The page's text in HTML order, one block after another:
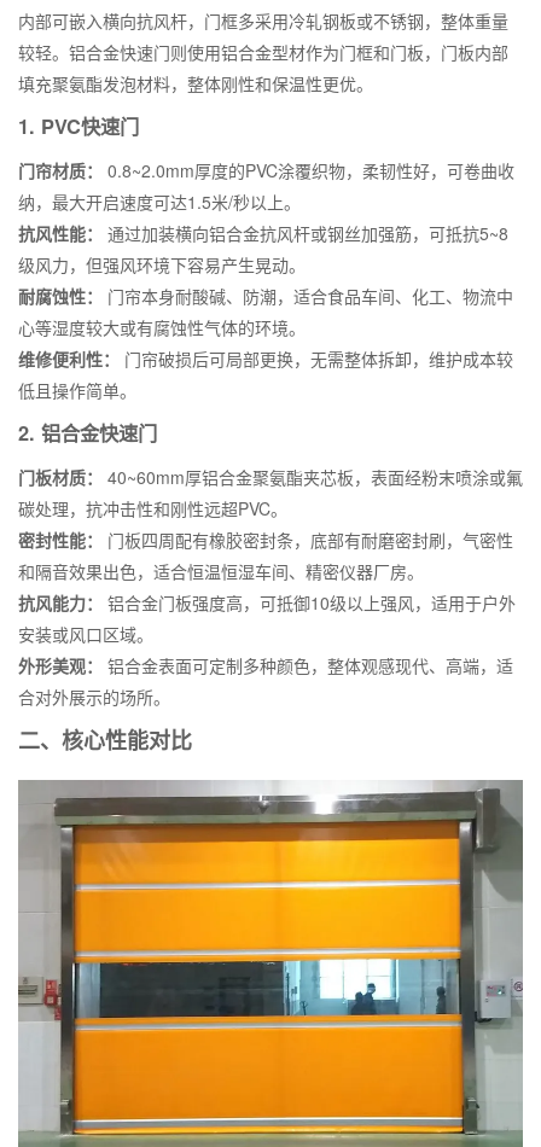
内部可嵌入横向抗风杆，门框多采用冷轧钢板或不锈钢，整体重量
较轻。铝合金快速门则使用铝合金型材作为门框和门板，门板内部
填充聚氨酯发泡材料，整体刚性和保温性更优。
1. PVC快速门
门帘材质：
0.8~2.0mm厚度的PVC涂覆织物，柔韧性好，可卷曲收
纳，最大开启速度可达1.5米/秒以上。
抗风性能：
通过加装横向铝合金抗风杆或钢丝加强筋，可抵抗5~8
级风力，但强风环境下容易产生晃动。
耐腐蚀性：
门帘本身耐酸碱、防潮，适合食品车间、化工、物流中
心等湿度较大或有腐蚀性气体的环境。
维修便利性：
门帘破损后可局部更换，无需整体拆卸，维护成本较
低且操作简单。
2. 铝合金快速门
门板材质：
40~60mm厚铝合金聚氨酯夹芯板，表面经粉末喷涂或氟
碳处理，抗冲击性和刚性远超PVC。
密封性能：
门板四周配有橡胶密封条，底部有耐磨密封刷，气密性
和隔音效果出色，适合恒温恒湿车间、精密仪器厂房。
抗风能力：
铝合金门板强度高，可抵御10级以上强风，适用于户外
安装或风口区域。
外形美观：
铝合金表面可定制多种颜色，整体观感现代、高端，适
合对外展示的场所。
二、核心性能对比